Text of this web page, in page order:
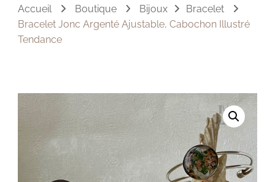
Accueil Boutique Bijoux
Bracelet
Bracelet Jonc Argenté Ajustable, Cabochon Illustré
Tendance